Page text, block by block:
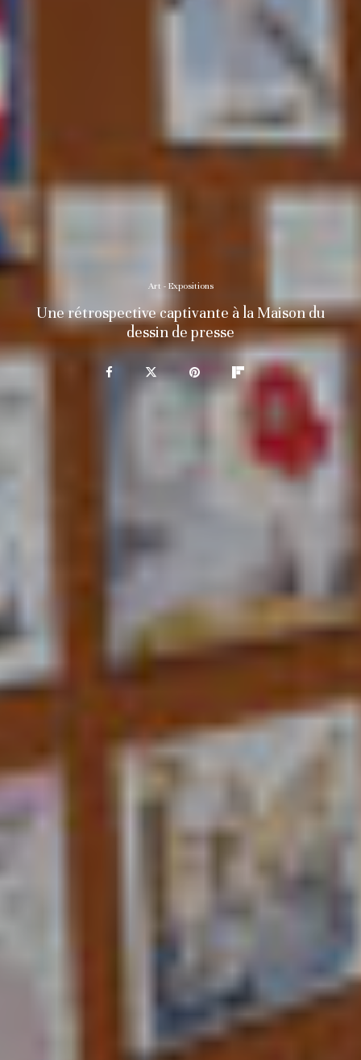
Art - Expositions
Une rétrospective captivante à la Maison du
dessin de presse